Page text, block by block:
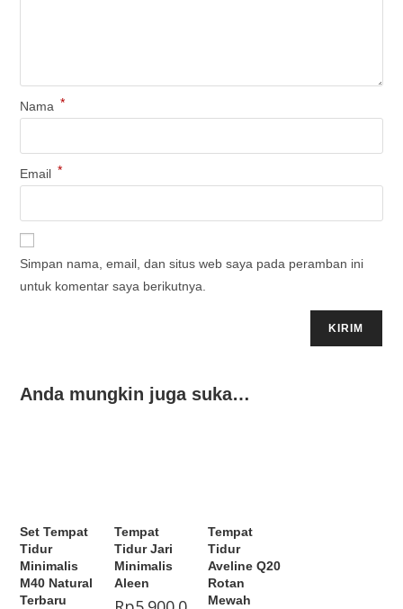
Nama *
Email *
Simpan nama, email, dan situs web saya pada peramban ini
untuk komentar saya berikutnya.
Anda mungkin juga suka…
Set Tempat
Tidur
Minimalis
M40 Natural
Terbaru
Tempat
Tidur Jari
Minimalis
Aleen
Tempat
Tidur
Aveline Q20
Rotan
Mewah